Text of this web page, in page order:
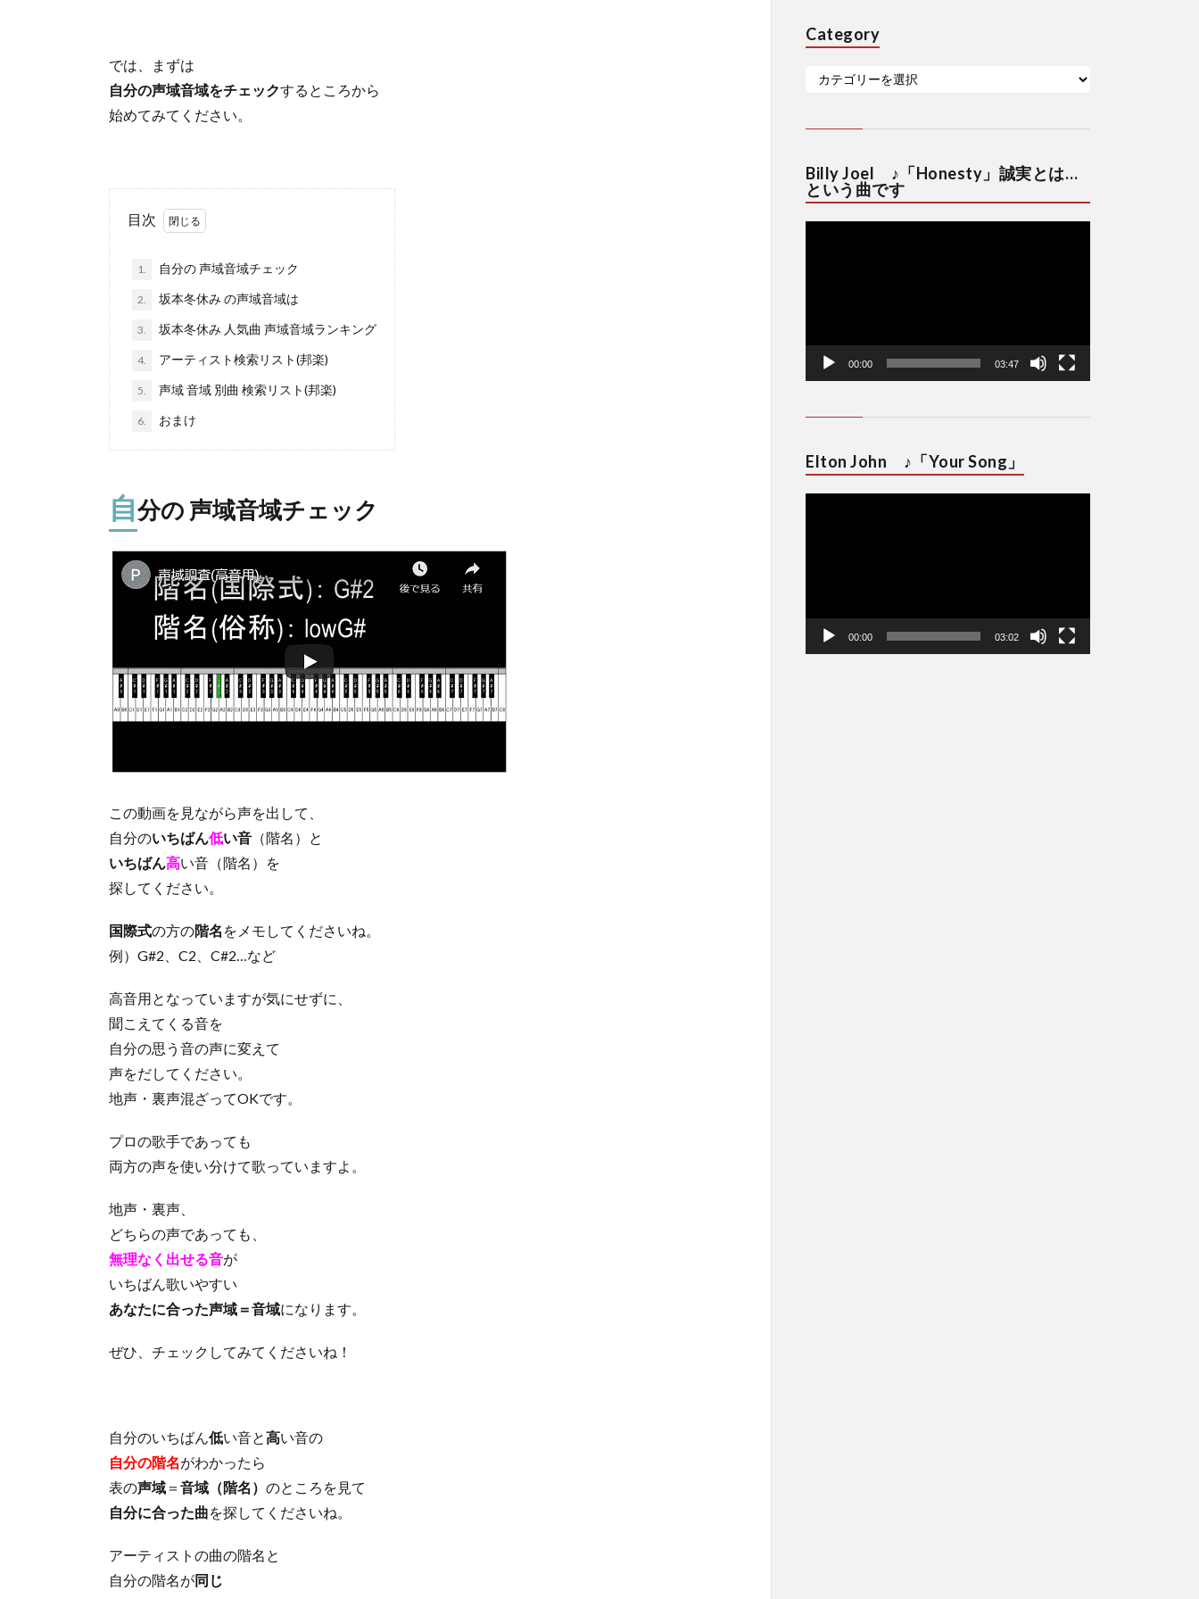
では、まずは
自分の声域音域をチェックするところから
始めてみてください。
目次
1. 自分の 声域音域チェック
2. 坂本冬休み の声域音域は
3. 坂本冬休み 人気曲 声域音域ランキング
4. アーティスト検索リスト(邦楽)
5. 声域 音域 別曲 検索リスト(邦楽)
6. おまけ
自分の 声域音域チェック
この動画を見ながら声を出して、
自分のいちばん低い音 （階名）と
いちばん高い音（階名）を
探してください。
国際式の方の階名 をメモしてくださいね。
例）G#2、C2、C#2…など
高音用となっていますが気にせずに、
聞こえてくる音を
自分の思う音の声に変えて
声をだしてください。
地声・裏声混ざってOKです。
プロの歌手であっても
両方の声を使い分けて歌っていますよ。
地声・裏声、
どちらの声であっても、
無理なく出せる音が
いちばん歌いやすい
あなたに合った声域＝音域になります。
ぜひ、チェックしてみてくださいね！
自分のいちばん低い音と高い音の
自分の階名がわかったら
表の声域 ＝ 音域（階名） のところを見て
自分に合った曲を探してくださいね。
アーティストの曲の階名と
自分の階名が同じ
Category
Billy Joel ♪「Honesty」誠実とは…
という曲です
動
00:00 03:47
Elton John ♪「Your Song」
動
00:00 03:02